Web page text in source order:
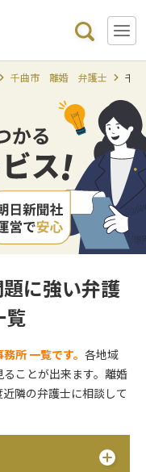
千曲市 離婚 弁護士 千
に強い弁護
覧
所 一覧です。各地域
ことが出来ます。離婚
隣の弁護士に相談して